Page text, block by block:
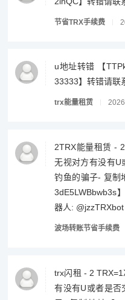
节省TRX手续费
u地址转错 【
33333】转错请联
trx能量租赁
2TRX能量租赁 -
无视对方有没有U
钓鱼的骗子- 复制
3dE5LWBbwb3s
器人:
波场转账节省手续费
trx闪租 - 2
有没有U或者是否